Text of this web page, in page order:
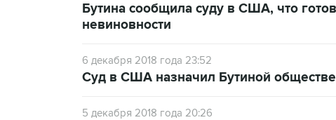
Бутина сообщила суду в США, что
невиновности
6 декабря 2018 года 23:52
Суд в США назначил Бутиной
5 декабря 2018 года 20:26